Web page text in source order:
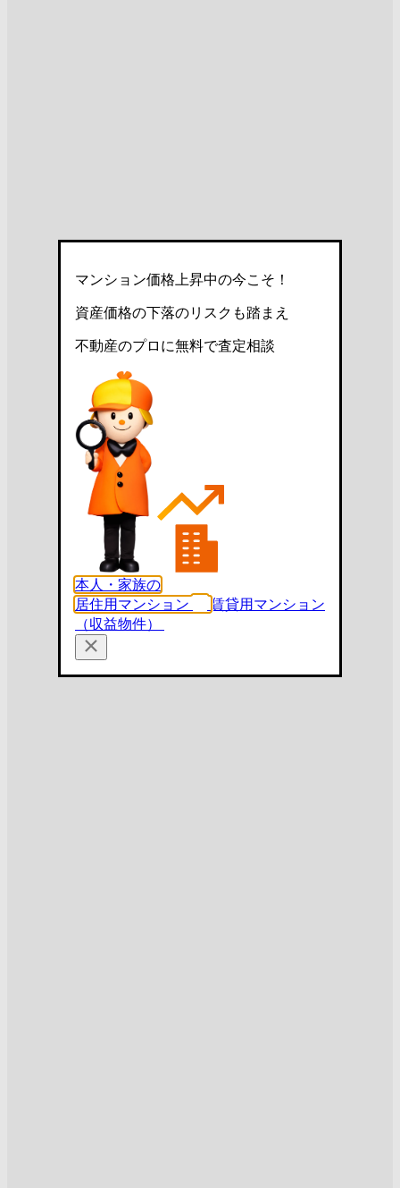
マンション価格上昇中の今こそ！
資産価格の下落のリスクも踏まえ
不動産のプロに無料で査定相談
本人・家族の
居住用マンション
賃貸用マンション
（収益物件）